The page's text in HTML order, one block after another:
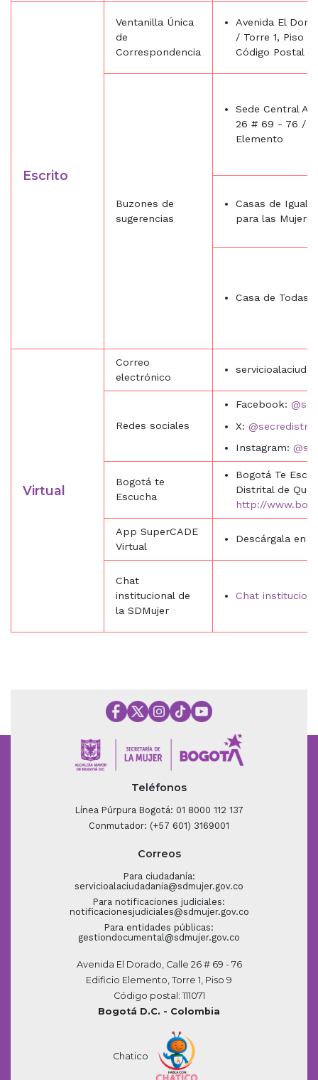
Escrito
Ventanilla Única
de
Correspondencia
Avenida El
/ Torre 1, Piso
Código Postal
Buzones de
sugerencias
Sede Central
26 # 69 - 76 /
Elemento
Casas de
para las
Casa de Todas:
Virtual
Correo
electrónico
Redes sociales
Facebook:
X:
Instagram:
Bogotá te
Escucha
Bogotá Te
Distrital de
http://
App SuperCADE
Virtual
Descárgala en
Chat
institucional de
la SDMujer
Chat
Teléfonos
Línea Púrpura Bogotá: 01 8000 112 137
Conmutador: (+57 601) 3169001
Correos
Para ciudadanía:
servicioalaciudadania@sdmujer.gov.co
Para notificaciones judiciales:
notificacionesjudiciales@sdmujer.gov.co
Para entidades públicas:
gestiondocumental@sdmujer.gov.co
Avenida El Dorado, Calle 26 # 69 - 76
Edificio Elemento, Torre 1, Piso 9
Código postal: 111071
Bogotá D.C. - Colombia
Chatico